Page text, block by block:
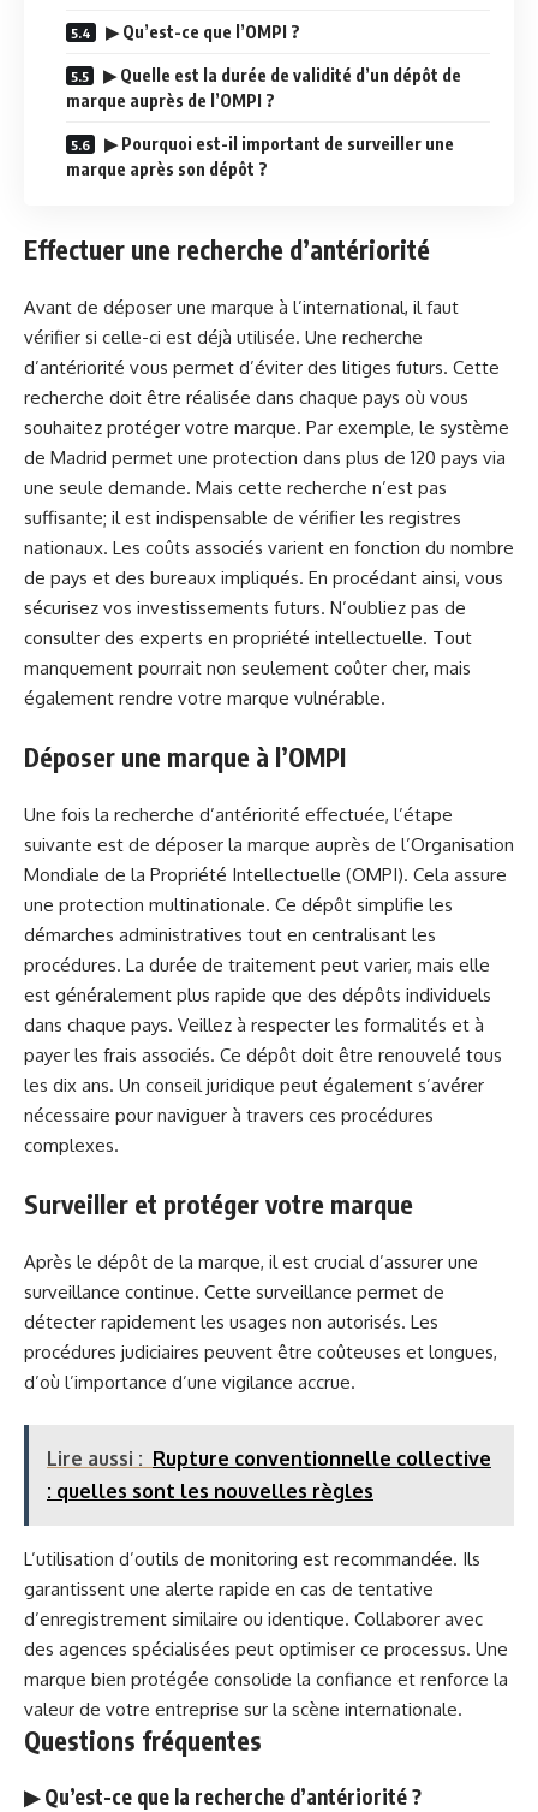
▶ Qu’est-ce que l’OMPI ?
▶ Quelle est la durée de validité d’un dépôt de
marque auprès de l’OMPI ?
▶ Pourquoi est-il important de surveiller une
marque après son dépôt ?
Effectuer une recherche d’antériorité
Avant de déposer une marque à l’international, il faut
vérifier si celle-ci est déjà utilisée. Une recherche
d’antériorité vous permet d’éviter des litiges futurs. Cette
recherche doit être réalisée dans chaque pays où vous
souhaitez protéger votre marque. Par exemple, le système
de Madrid permet une protection dans plus de 120 pays via
une seule demande. Mais cette recherche n’est pas
suffisante; il est indispensable de vérifier les registres
nationaux. Les coûts associés varient en fonction du nombre
de pays et des bureaux impliqués. En procédant ainsi, vous
sécurisez vos investissements futurs. N’oubliez pas de
consulter des experts en propriété intellectuelle. Tout
manquement pourrait non seulement coûter cher, mais
également rendre votre marque vulnérable.
Déposer une marque à l’OMPI
Une fois la recherche d’antériorité effectuée, l’étape
suivante est de déposer la marque auprès de l’Organisation
Mondiale de la Propriété Intellectuelle (OMPI). Cela assure
une protection multinationale. Ce dépôt simplifie les
démarches administratives tout en centralisant les
procédures. La durée de traitement peut varier, mais elle
est généralement plus rapide que des dépôts individuels
dans chaque pays. Veillez à respecter les formalités et à
payer les frais associés. Ce dépôt doit être renouvelé tous
les dix ans. Un conseil juridique peut également s’avérer
nécessaire pour naviguer à travers ces procédures
complexes.
Surveiller et protéger votre marque
Après le dépôt de la marque, il est crucial d’assurer une
surveillance continue. Cette surveillance permet de
détecter rapidement les usages non autorisés. Les
procédures judiciaires peuvent être coûteuses et longues,
d’où l’importance d’une vigilance accrue.
Lire aussi : Rupture conventionnelle collective
: quelles sont les nouvelles règles
L’utilisation d’outils de monitoring est recommandée. Ils
garantissent une alerte rapide en cas de tentative
d’enregistrement similaire ou identique. Collaborer avec
des agences spécialisées peut optimiser ce processus. Une
marque bien protégée consolide la confiance et renforce la
valeur de votre entreprise sur la scène internationale.
Questions fréquentes
▶Qu’est-ce que la recherche d’antériorité ?